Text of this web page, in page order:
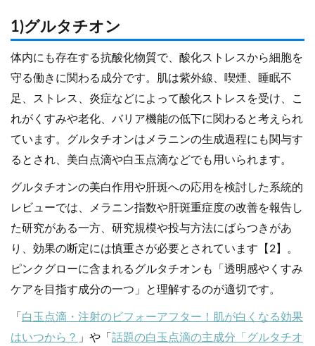
1)グルタチオン
体内にも存在する抗酸化物質で、酸化ストレスから細胞を
守る働きに関わる成分です。肌は紫外線、喫煙、睡眠不
足、ストレス、炎症などによって酸化ストレスを受け、こ
れがくすみや老化、バリア機能の低下に関わると考えられ
ています。グルタチオンはメラニンの生成過程にも関与す
るとされ、美白点滴や白玉点滴などでも用いられます。
グルタチオンの美白作用や肝斑への応用を検討した系統的
レビューでは、メラニン指数や肝斑重症度の改善を報告し
た研究がある一方、研究規模や投与方法にばらつきがあ
り、効果の断定には慎重さが必要とされています【2】。
ピンクグローに含まれるグルタチオンも「透明感やくすみ
ケアを目指す成分の一つ」と理解するのが適切です。
「 白玉点滴・注射のビフォーアフター！肌が白くなる効果
はいつから？ 」や「 話題の白玉点滴の主成分「グルタチオ